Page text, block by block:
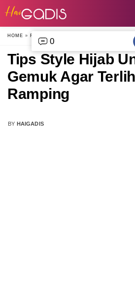
HOME » FASHION
Tips Style Hijab
Gemuk Agar
Ramping
BY HAIGADIS
0
0